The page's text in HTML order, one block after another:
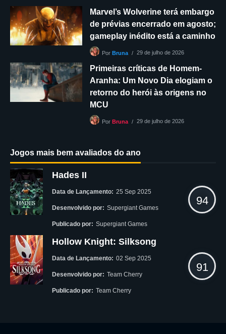
Marvel’s Wolverine terá embargo
de prévias encerrado em agosto;
gameplay inédito está a caminho
PorBruna 29 de julho de 2026
Primeiras críticas de Homem-
Aranha: Um Novo Dia elogiam o
retorno do herói às origens no
MCU
PorBruna 29 de julho de 2026
Jogos mais bem avaliados do ano
Hades II
Data de Lançamento: 25 Sep 2025
Desenvolvido por: Supergiant Games
Publicado por: Supergiant Games
94
Hollow Knight: Silksong
Data de Lançamento: 02 Sep 2025
Desenvolvido por: Team Cherry
Publicado por: Team Cherry
91